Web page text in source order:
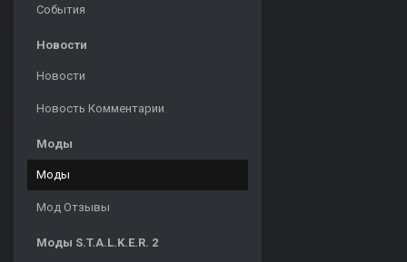
События
Новости
Новости
Новость Комментарии
Моды
Моды
Мод Отзывы
Моды S.T.A.L.K.E.R. 2